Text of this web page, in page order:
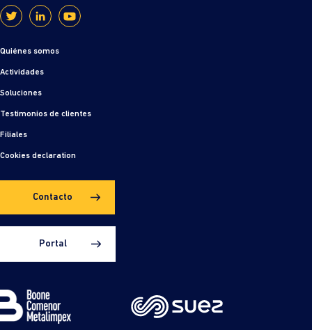
Quiénes somos
Actividades
Soluciones
Testimonios de clientes
Filiales
Cookies declaration
Contacto
Portal